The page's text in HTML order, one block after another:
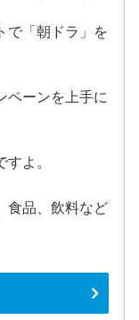
で「朝ドラ」を
ペーンを上手に
よ。
食品、飲料など